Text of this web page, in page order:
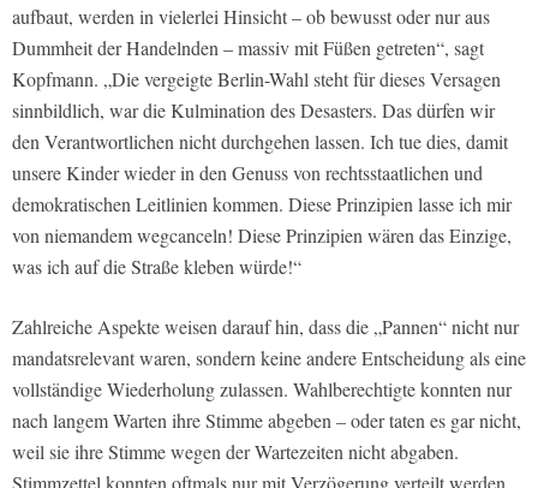
aufbaut, werden in vielerlei Hinsicht – ob bewusst oder nur aus
Dummheit der Handelnden – massiv mit Füßen getreten“, sagt
Kopfmann. „Die vergeigte Berlin-Wahl steht für dieses Versagen
sinnbildlich, war die Kulmination des Desasters. Das dürfen wir
den Verantwortlichen nicht durchgehen lassen. Ich tue dies, damit
unsere Kinder wieder in den Genuss von rechtsstaatlichen und
demokratischen Leitlinien kommen. Diese Prinzipien lasse ich mir
von niemandem wegcanceln! Diese Prinzipien wären das Einzige,
was ich auf die Straße kleben würde!“
Zahlreiche Aspekte weisen darauf hin, dass die „Pannen“ nicht nur
mandatsrelevant waren, sondern keine andere Entscheidung als eine
vollständige Wiederholung zulassen. Wahlberechtigte konnten nur
nach langem Warten ihre Stimme abgeben – oder taten es gar nicht,
weil sie ihre Stimme wegen der Wartezeiten nicht abgaben.